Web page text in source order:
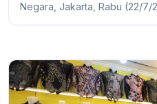
Negara, Jakarta, Rabu (22/7/